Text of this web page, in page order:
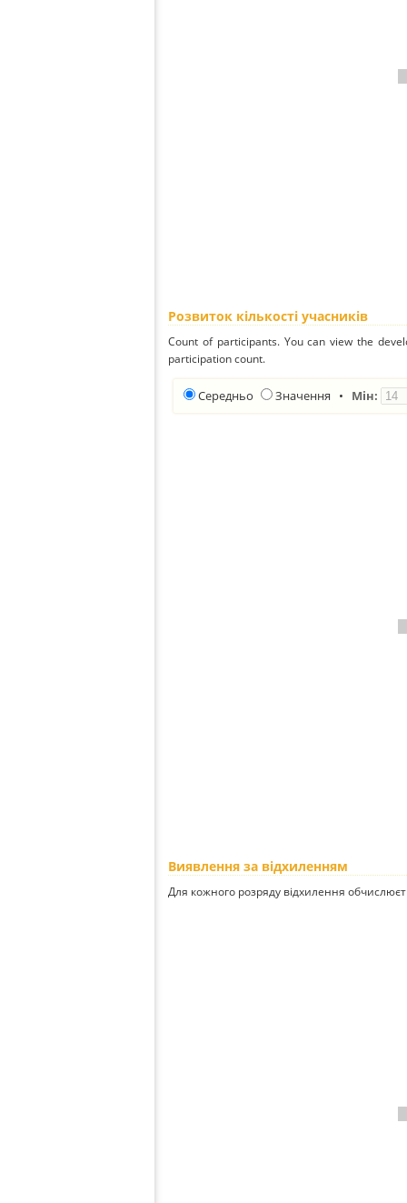
Розвиток кількості учасників
Count of participants. You can view the
participation count.
Середньо Значення • Мін:
Виявлення за відхиленням
Для кожного розряду відхилення